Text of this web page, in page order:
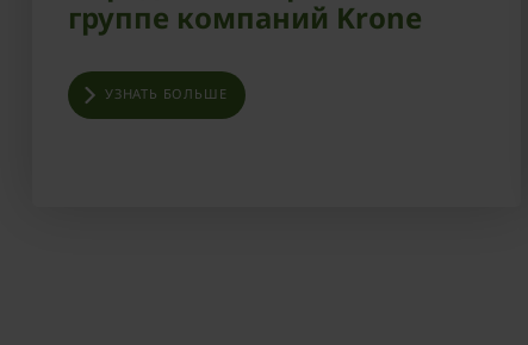
группе компаний Krone
УЗНАТЬ БОЛЬШЕ